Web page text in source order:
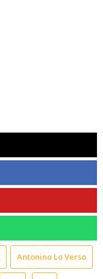
Antonino Lo Verso